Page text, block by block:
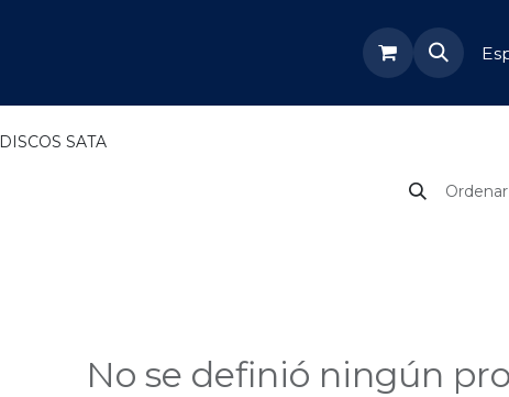
Soporte odoo
DISCOS SATA
No se definió ningún